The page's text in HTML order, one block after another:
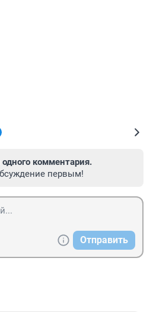
комментария.
первым!
Отправить